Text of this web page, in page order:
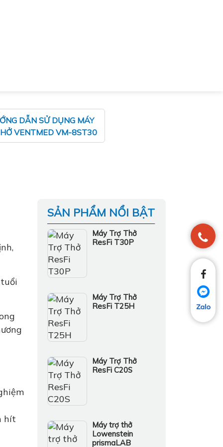
DẪN SỬ DỤNG MÁY
VENTMED VM-8ST30
hít
SẢN PHẨM NỔI BẬT
Máy Trợ Thở
ResFi T30P
Máy Trợ Thở
ResFi T25H
Máy Trợ Thở
ResFi C20S
Máy trợ thở
Lowenstein
prismaLAB